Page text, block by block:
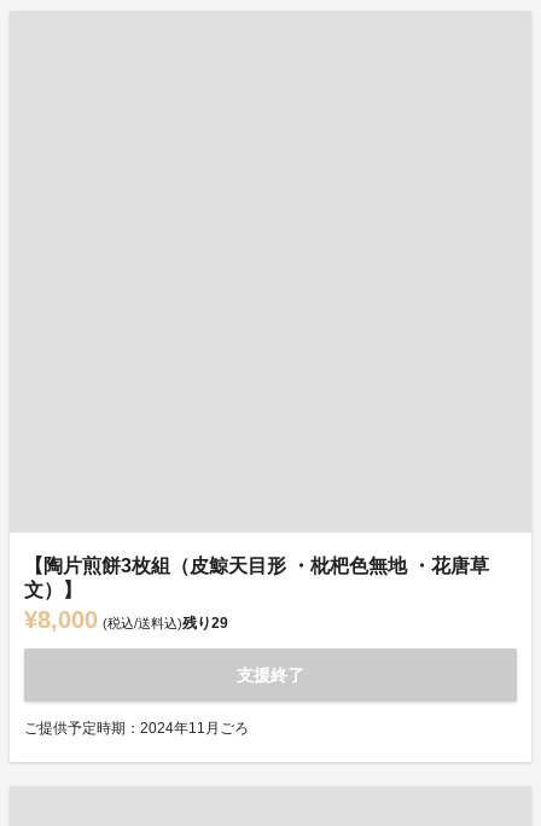
【陶片煎餅3枚組（皮鯨天目形 ・枇杷色無地 ・花唐草
文）】
¥8,000 (税込/送料込)残り29
支援終了
ご提供予定時期：2024年11月ごろ